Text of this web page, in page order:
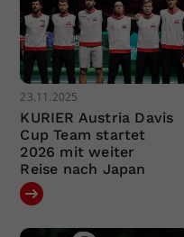
23.11.2025
KURIER Austria Davis
Cup Team startet
2026 mit weiter
Reise nach Japan